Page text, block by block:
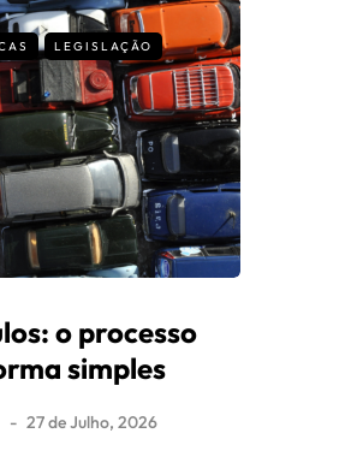
LEGISLAÇÃO
o processo
simples
27 de Julho, 2026